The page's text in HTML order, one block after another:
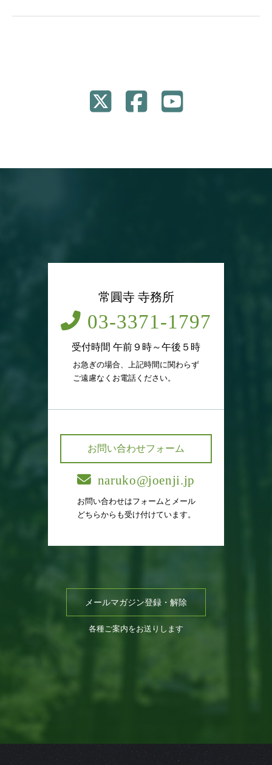
常圓寺 寺務所
03-3371-1797
受付時間 午前９時～午後５時
お急ぎの場合、上記時間に関わらず
ご遠慮なくお電話ください。
お問い合わせフォーム
naruko@joenji.jp
お問い合わせはフォームとメール
どちらからも受け付けています。
メールマガジン登録・解除
各種ご案内をお送りします